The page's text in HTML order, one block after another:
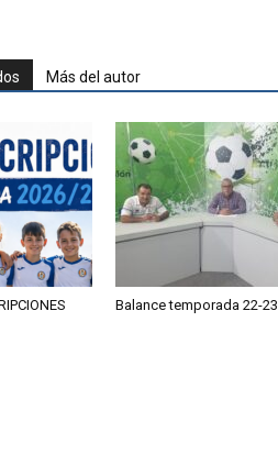
Más del autor
Balance temporada 22-23